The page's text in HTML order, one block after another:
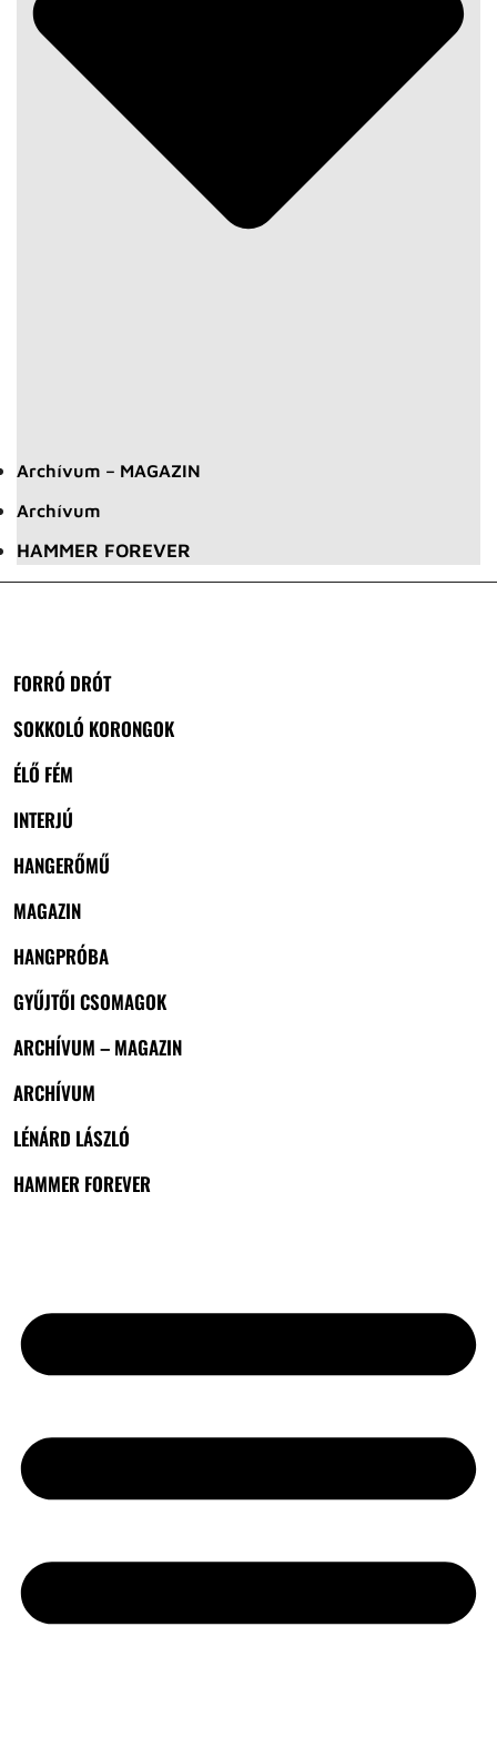
Archívum – MAGAZIN
Archívum
HAMMER FOREVER
FORRÓ DRÓT
SOKKOLÓ KORONGOK
ÉLŐ FÉM
INTERJÚ
HANGERŐMŰ
MAGAZIN
HANGPRÓBA
GYŰJTŐI CSOMAGOK
ARCHÍVUM – MAGAZIN
ARCHÍVUM
LÉNÁRD LÁSZLÓ
HAMMER FOREVER